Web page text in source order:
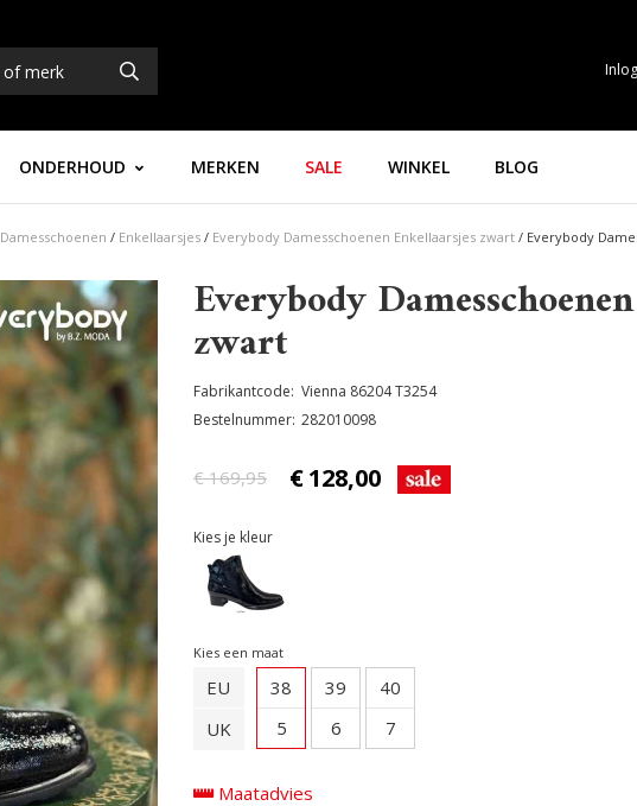
ONDERHOUD MERKEN SALE WINKEL BLOG
Damesschoenen / Enkellaarsjes / Everybody Damesschoenen Enkellaarsjes zwart / Everybody
Everybody
zwart
Fabrikantcode Vienna 86204 T3254
Bestelnummer 282010098
€ 169,95 €128,00
Kies je kleur
Kies een maat
EU
UK
38
5
39
6
40
7
Maatadvies